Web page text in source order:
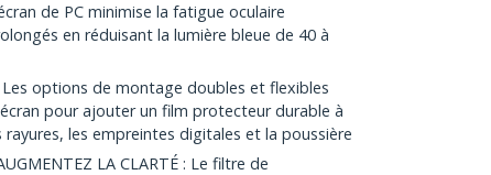
de PC minimise la fatigue oculaire
en réduisant la lumière bleue de 40 à
Les options de montage doubles et flexibles
pour ajouter un film protecteur durable à
les empreintes digitales et la poussière
LA CLARTÉ : Le filtre de